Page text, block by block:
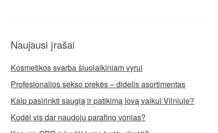
Naujausi įrašai
Kosmetikos svarba šiuolaikiniam vyrui
Profesionalios sekso prekės – didelis asortimentas
Kaip pasirinkti saugią ir patikimą lovą vaikui Vilniuje?
Kodėl vis dar naudoju parafino vonias?